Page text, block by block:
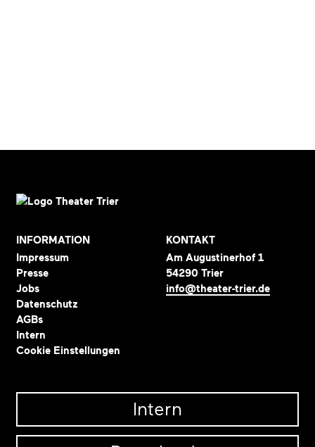
INFORMATION
Impressum
Presse
Jobs
Datenschutz
AGBs
Intern
Cookie Einstellungen
KONTAKT
Am Augustinerhof 1
54290 Trier
info@theater-trier.de
Intern